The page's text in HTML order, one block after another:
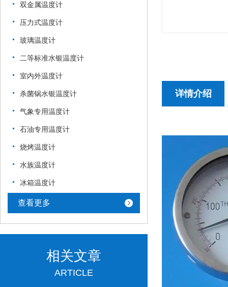
双金属温度计
压力式温度计
玻璃温度计
二等标准水银温度计
室内外温度计
杀菌锅水银温度计
气象专用温度计
石油专用温度计
烧烤温度计
水族温度计
冰箱温度计
查看更多
相关文章
ARTICLE
详情介绍